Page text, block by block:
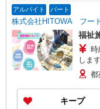
アルバイト パート
株式会社HITOWA フー
福祉
時給
しま
り時
志）
都
キープ